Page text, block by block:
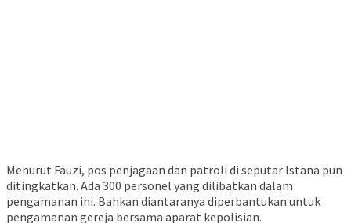
Menurut Fauzi, pos penjagaan dan patroli di seputar Istana pun
ditingkatkan. Ada 300 personel yang dilibatkan dalam
pengamanan ini. Bahkan diantaranya diperbantukan untuk
pengamanan gereja bersama aparat kepolisian.